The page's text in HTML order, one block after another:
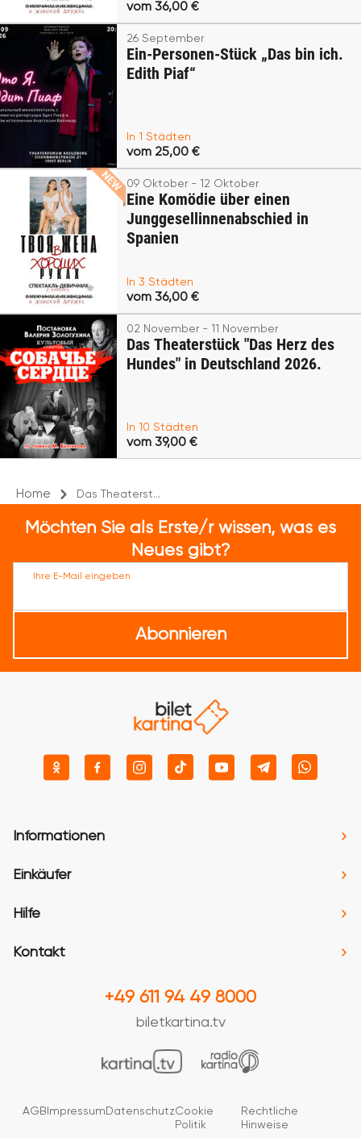
vom 36,00 €
26 September
Ein-Personen-Stück „Das bin ich.
Edith Piaf“
In 1 Städten
vom 25,00 €
09 Oktober - 12 Oktober
Eine Komödie über einen
Junggesellinnenabschied in
Spanien
In 3 Städten
vom 36,00 €
02 November - 11 November
Das Theaterstück "Das Herz des
Hundes" in Deutschland 2026.
In 10 Städten
vom 39,00 €
Home Das Theaterst...
Möchten Sie als Erste/r wissen, was es
Neues gibt?
Ihre E-Mail eingeben
Abonnieren
Informationen
Einkäufer
Hilfe
Kontakt
+49 611 94 49 8000
biletkartina.tv
AGB Impressum DatenschutzCookie
Politik
Rechtliche
Hinweise